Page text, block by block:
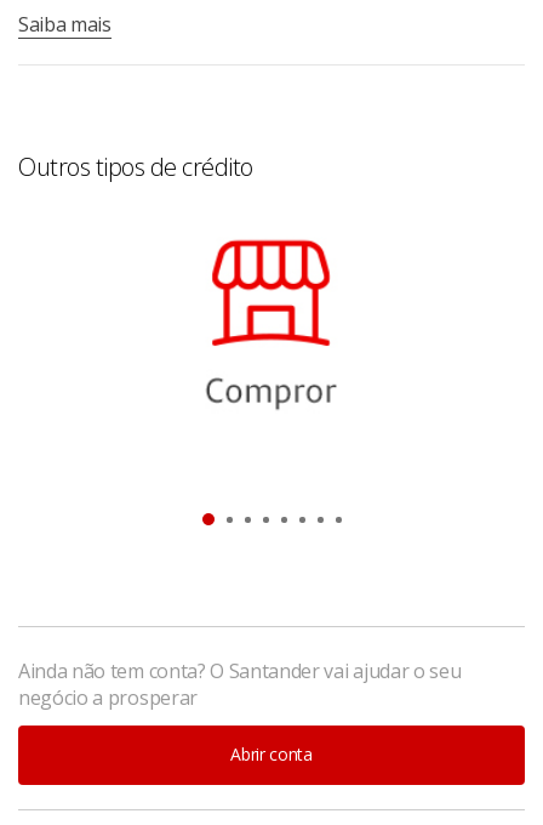
Saiba mais
Outros tipos de crédito
Ainda não tem conta? O Santander vai ajudar o seu
negócio a prosperar
Abrir conta